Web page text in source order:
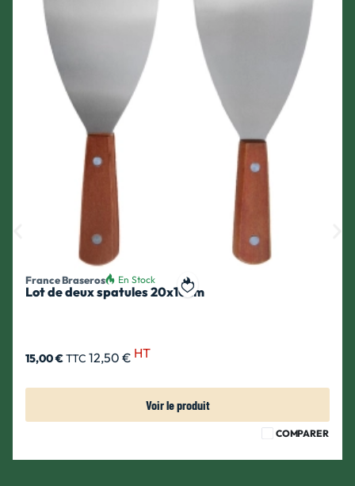
Ajouter à ma liste de souhait
France Braseros En Stock
Lot de deux spatules 20x10cm
15,00 €TTC 12,50 € HT
Voir le produit
COMPARER